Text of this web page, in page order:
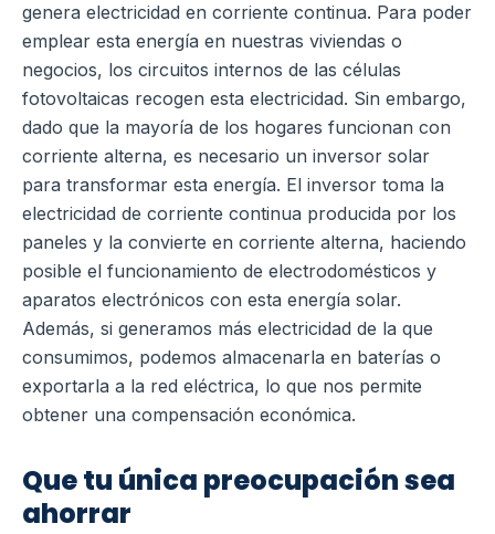
genera electricidad en corriente continua. Para poder
emplear esta energía en nuestras viviendas o
negocios, los circuitos internos de las células
fotovoltaicas recogen esta electricidad. Sin embargo,
dado que la mayoría de los hogares funcionan con
corriente alterna, es necesario un inversor solar
para transformar esta energía. El inversor toma la
electricidad de corriente continua producida por los
paneles y la convierte en corriente alterna, haciendo
posible el funcionamiento de electrodomésticos y
aparatos electrónicos con esta energía solar.
Además, si generamos más electricidad de la que
consumimos, podemos almacenarla en baterías o
exportarla a la red eléctrica, lo que nos permite
obtener una compensación económica.
Que tu única preocupación sea
ahorrar